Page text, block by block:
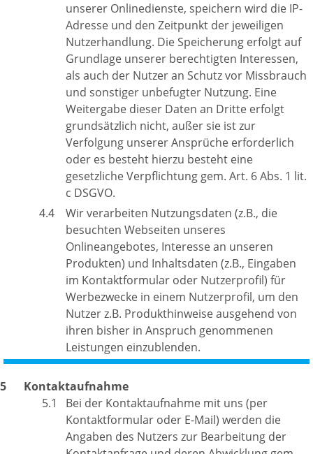
unserer Onlinedienste, speichern wird die IP-
Adresse und den Zeitpunkt der jeweiligen
Nutzerhandlung. Die Speicherung erfolgt auf
Grundlage unserer berechtigten Interessen,
als auch der Nutzer an Schutz vor Missbrauch
und sonstiger unbefugter Nutzung. Eine
Weitergabe dieser Daten an Dritte erfolgt
grundsätzlich nicht, außer sie ist zur
Verfolgung unserer Ansprüche erforderlich
oder es besteht hierzu besteht eine
gesetzliche Verpflichtung gem. Art. 6 Abs. 1 lit.
c DSGVO.
Wir verarbeiten Nutzungsdaten (z.B., die
besuchten Webseiten unseres
Onlineangebotes, Interesse an unseren
Produkten) und Inhaltsdaten (z.B., Eingaben
im Kontaktformular oder Nutzerprofil) für
Werbezwecke in einem Nutzerprofil, um den
Nutzer z.B. Produkthinweise ausgehend von
ihren bisher in Anspruch genommenen
Leistungen einzublenden.
Kontaktaufnahme
Bei der Kontaktaufnahme mit uns (per
Kontaktformular oder E-Mail) werden die
Angaben des Nutzers zur Bearbeitung der